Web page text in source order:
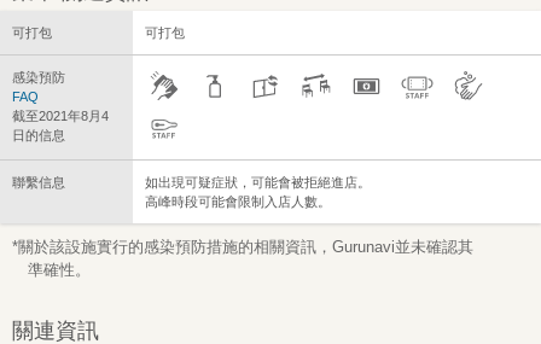
可打包 可打包
感染預防
FAQ
截至2021年8月4
日的信息
聯繫信息
如出現可疑症狀，可能會被拒絕進店。
高峰時段可能會限制入店人數。
*關於該設施實行的感染預防措施的相關資訊，Gurunavi並未確認其
準確性。
關連資訊